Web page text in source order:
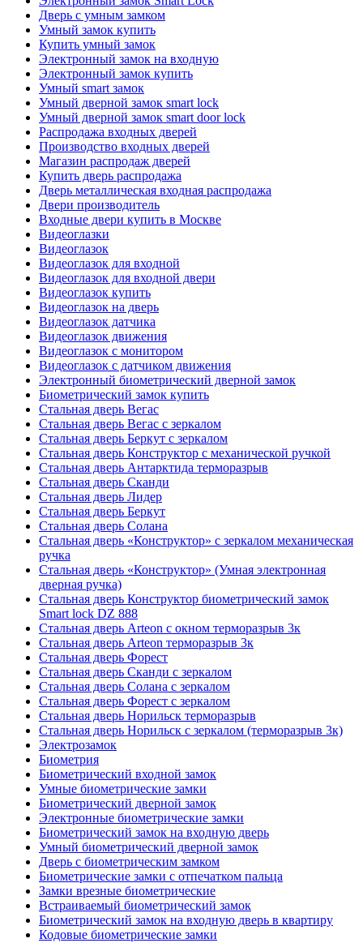
Дверь с умным замком
Умный замок купить
Купить умный замок
Электронный замок на входную
Электронный замок купить
Умный smart замок
Умный дверной замок smart lock
Умный дверной замок smart door lock
Распродажа входных дверей
Производство входных дверей
Магазин распродаж дверей
Купить дверь распродажа
Дверь металлическая входная распродажа
Двери производитель
Входные двери купить в Москве
Видеоглазки
Видеоглазок
Видеоглазок для входной
Видеоглазок для входной двери
Видеоглазок купить
Видеоглазок на дверь
Видеоглазок датчика
Видеоглазок движения
Видеоглазок с монитором
Видеоглазок с датчиком движения
Электронный биометрический дверной замок
Биометрический замок купить
Стальная дверь Вегас
Стальная дверь Вегас с зеркалом
Стальная дверь Беркут с зеркалом
Стальная дверь Конструктор с механической ручкой
Стальная дверь Антарктида терморазрыв
Стальная дверь Сканди
Стальная дверь Лидер
Стальная дверь Беркут
Стальная дверь Солана
Стальная дверь «Конструктор» с зеркалом механическая
ручка
Стальная дверь «Конструктор» (Умная электронная
дверная ручка)
Стальная дверь Конструктор биометрический замок
Smart lock DZ 888
Стальная дверь Arteon с окном терморазрыв 3к
Стальная дверь Arteon терморазрыв 3к
Стальная дверь Форест
Стальная дверь Сканди с зеркалом
Стальная дверь Солана с зеркалом
Стальная дверь Форест с зеркалом
Стальная дверь Норильск терморазрыв
Стальная дверь Норильск с зеркалом (терморазрыв 3к)
Электрозамок
Биометрия
Биометрический входной замок
Умные биометрические замки
Биометрический дверной замок
Электронные биометрические замки
Биометрический замок на входную дверь
Умный биометрический дверной замок
Дверь с биометрическим замком
Биометрические замки с отпечатком пальца
Замки врезные биометрические
Встраиваемый биометрический замок
Биометрический замок на входную дверь в квартиру
Кодовые биометрические замки